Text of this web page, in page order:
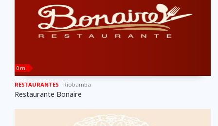
0 m
RESTAURANTES Riobamba
Restaurante Bonaire